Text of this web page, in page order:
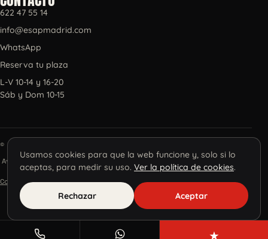
622 47 55 14
info@esapmadrid.com
WhatsApp
Reserva tu plaza
L-V 10-14 y 16-20
Sáb y Dom 10-15
© 2026 ESAP, Escuela de Tatuadores S.L.
Aviso legal · Privacidad · Cookies · Términos ·
Configurar cookies·Calidad
★
Usamos cookies para que la web funcione y, solo si lo
aceptas, para medir su uso. Ver la política de cookies.
Rechazar Aceptar